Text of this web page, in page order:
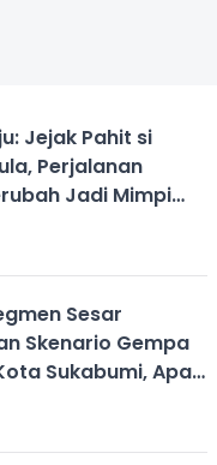
Jejak Pahit si
Perjalanan
Jadi Mimpi
Sesar
Skenario Gempa
Sukabumi, Apa